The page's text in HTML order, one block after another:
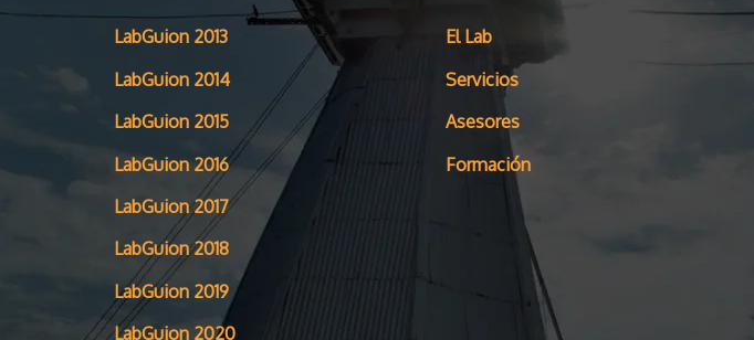
LabGuion 2013
LabGuion 2014
LabGuion 2015
LabGuion 2016
LabGuion 2017
LabGuion 2018
LabGuion 2019
LabGuion 2020
El Lab
Servicios
Asesores
Formación